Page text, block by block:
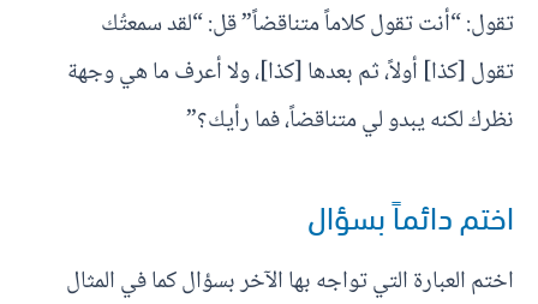
تقول: “أنت تقول كلاماً متناقضاً” قل: “لقد سمعتُك
تقول [كذا] أولاً، ثم بعدها [كذا]، ولا أعرف ما هي وجهة
نظرك لكنه يبدو لي متناقضاً، فما رأيك؟”
اختم دائماً بسؤال
اختم العبارة التي تواجه بها الآخر بسؤال كما في المثال